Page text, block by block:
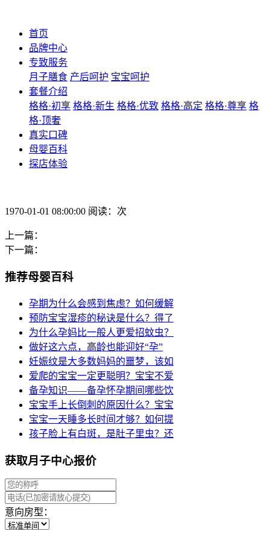
首页
品牌中心
专致服务
月子膳食 产后呵护 宝宝呵护
套餐介绍
格格·初享 格格·新生 格格·优致 格格·高定 格格·尊享 格
格·顶奢
真实口碑
母婴百科
探店体验
1970-01-01 08:00:00 阅读：次
上一篇：
下一篇：
推荐母婴百科
孕期为什么会感到焦虑？如何缓解
预防宝宝湿疹的秘诀是什么？得了
为什么孕妈比一般人更爱招蚊虫？
做好这六点，高龄也能迎好“孕”
妊娠纹是大多数妈妈的噩梦，该如
爱爬的宝宝一定更聪明？宝宝不爱
备孕知识——备孕怀孕期间哪些饮
宝宝手上长倒刺的原因什么？宝宝
宝宝一天睡多长时间才够？如何提
孩子脸上有白斑，是肚子里虫？还
获取月子中心报价
意向房型：